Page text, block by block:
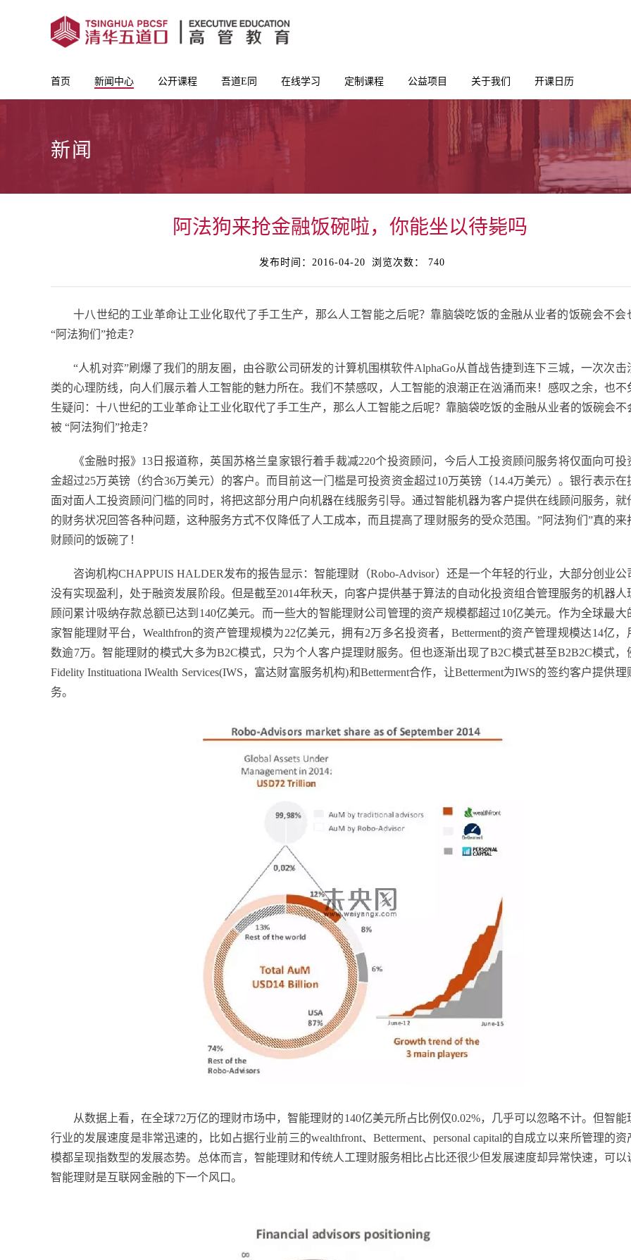
首页 新闻中心 公开课程 吾道E同 在线学习 定制课程 公益项目 关于我们 开课日历
新闻
阿法狗来抢金融饭碗啦，你能坐以待毙吗
发布时间：2016-04-20 浏览次数： 740
十八世纪的工业革命让工业化取代了手工生产，那么人工智能之后呢？靠脑袋吃饭的金融从业者的饭碗会不会
“阿法狗们”抢走？
“人机对弈”刷爆了我们的朋友圈，由谷歌公司研发的计算机围棋软件AlphaGo从首战告捷到连下三城，一次次击
类的心理防线，向人们展示着人工智能的魅力所在。我们不禁感叹，人工智能的浪潮正在汹涌而来！感叹之余，也不
生疑问：十八世纪的工业革命让工业化取代了手工生产，那么人工智能之后呢？靠脑袋吃饭的金融从业者的饭碗会不
被 “阿法狗们”抢走？
《金融时报》13日报道称，英国苏格兰皇家银行着手裁减220个投资顾问，今后人工投资顾问服务将仅面向可投
金超过25万英镑（约合36万美元）的客户。而目前这一门槛是可投资资金超过10万英镑（14.4万美元）。银行表示在
面对面人工投资顾问门槛的同时，将把这部分用户向机器在线服务引导。通过智能机器为客户提供在线顾问服务，就
的财务状况回答各种问题，这种服务方式不仅降低了人工成本，而且提高了理财服务的受众范围。”阿法狗们”真的来
财顾问的饭碗了！
咨询机构CHAPPUIS HALDER发布的报告显示：智能理财（Robo-Advisor）还是一个年轻的行业，大部分创业公
没有实现盈利，处于融资发展阶段。但是截至2014年秋天，向客户提供基于算法的自动化投资组合管理服务的机器人
顾问累计吸纳存款总额已达到140亿美元。而一些大的智能理财公司管理的资产规模都超过10亿美元。作为全球最大
家智能理财平台，Wealthfron的资产管理规模为22亿美元，拥有2万多名投资者，Betterment的资产管理规模达14亿，
数逾7万。智能理财的模式大多为B2C模式，只为个人客户提理财服务。但也逐渐出现了B2C模式甚至B2B2C模式，
Fidelity Instituationa lWealth Services(IWS，富达财富服务机构)和Betterment合作，让Betterment为IWS的签约客户提供理
务。
从数据上看，在全球72万亿的理财市场中，智能理财的140亿美元所占比例仅0.02%，几乎可以忽略不计。但智能
行业的发展速度是非常迅速的，比如占据行业前三的wealthfront、Betterment、personal capital的自成立以来所管理的资
模都呈现指数型的发展态势。总体而言，智能理财和传统人工理财服务相比占比还很少但发展速度却异常快速，可以
智能理财是互联网金融的下一个风口。